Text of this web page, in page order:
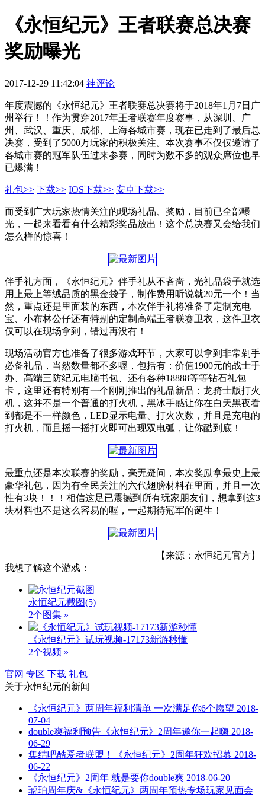
《永恒纪元》王者联赛总决赛
奖励曝光
2017-12-29 11:42:04 神评论
年度震撼的《永恒纪元》王者联赛总决赛将于2018年1月7日广
州举行！！作为贯穿2017年王者联赛年度赛事，从深圳、广
州、武汉、重庆、成都、上海各城市赛，现在已走到了最后总
决赛，受到了5000万玩家的积极关注。本次赛事不仅仅邀请了
各城市赛的冠军队伍过来参赛，同时为数不多的观众席位也早
已爆满！
礼包>> 下载>> IOS下载>> 安卓下载>>
而受到广大玩家热情关注的现场礼品、奖励，目前已全部曝
光，一起来看看有什么精彩奖品放出！这个总决赛又会给我们
怎么样的惊喜！
伴手礼方面，《永恒纪元》伴手礼从不吝啬，光礼品袋子就选
用上最上等绒品质的黑金袋子，制作费用听说就20元一个！当
然，重点还是里面装的东西，本次伴手礼将准备了定制充电
宝、小布林公仔还有特别的定制高端王者联赛卫衣，这件卫衣
仅可以在现场拿到，错过再没有！
现场活动官方也准备了很多游戏环节，大家可以拿到非常剁手
必备礼品，当然数量都不多喔，包括有：价值1900元的战士手
办、高端三防纪元电脑书包、还有各种18888等等钻石礼包
卡，这里还有特别有一个刚刚推出的礼品新品：龙骑士版打火
机，这并不是一个普通的打火机，黑冰手感让你在白天黑夜看
到都是不一样颜色，LED显示电量、打火次数，并且是充电的
打火机，而且摇一摇打火即可出现双电弧，让你酷到底！
最重点还是本次联赛的奖励，毫无疑问，本次奖励拿最史上最
豪华礼包，因为有全民关注的六代翅膀材料在里面，并且一次
性有3块！！！相信这足已震撼到所有玩家朋友们，想拿到这3
块材料也不是这么容易的喔，一起期待冠军的诞生！
【来源：永恒纪元官方】
我想了解这个游戏：
永恒纪元截图(5)
2个图集 »
《永恒纪元》试玩视频-17173新游秒懂
2个视频 »
官网 专区 下载 礼包
关于永恒纪元的新闻
《永恒纪元》两周年福利清单 一次满足你6个愿望 2018-
07-04
double爽福利预告《永恒纪元》2周年邀你一起嗨 2018-
06-29
集结吧酷爱者联盟！《永恒纪元》2周年狂欢招募 2018-
06-22
《永恒纪元》2周年 就是要你double爽 2018-06-20
琥珀周年庆&《永恒纪元》两周年预热专场玩家见面会